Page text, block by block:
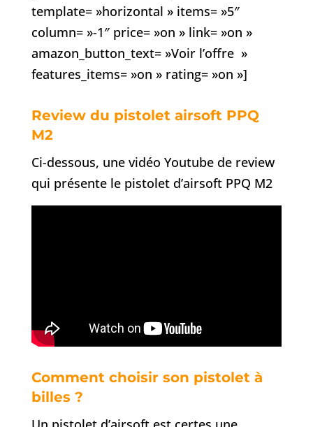
template= »horizontal » items= »5″
column= »-1″ price= »on » link= »on »
amazon_button_text= »Voir l’offre »
features_items= »on » rating= »on »]
Review du pistolet airsoft PPQ
M2
Ci-dessous, une vidéo Youtube de review
qui présente le pistolet d’airsoft PPQ M2
Comment choisir son pistolet à
billes ?